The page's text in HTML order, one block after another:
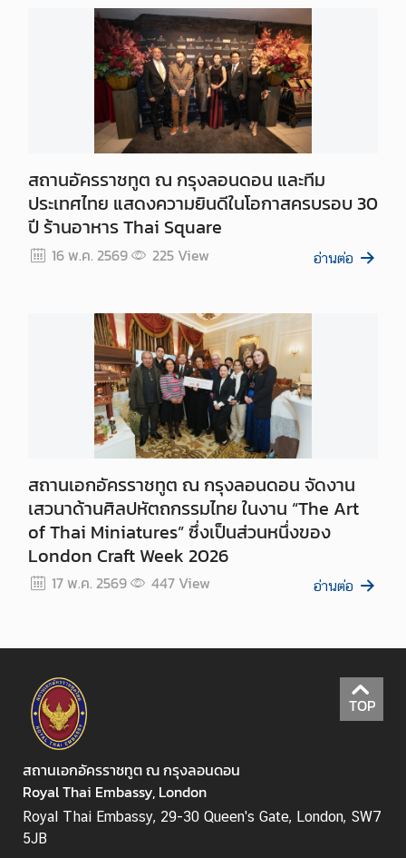
อ
า
ณ
า
จั
พั
น
ธ์
ไ
ท
ไ
ร์
แ
ล
น
ด์
เ
ว
สถานอัครราชทูต ณ กรุงลอนดอน และทีม
ประเทศไทย แสดงความยินดีในโอกาสครบรอบ 30
ปี ร้านอาหาร Thai Square
16 พ.ค. 2569 225View อ่านต่อ
สถานเอกอัครราชทูต ณ กรุงลอนดอน จัดงาน
เสวนาด้านศิลปหัตถกรรมไทย ในงาน “The Art
of Thai Miniatures” ซึ่งเป็นส่วนหนึ่งของ
London Craft Week 2026
17 พ.ค. 2569 447View อ่านต่อ
TOP
สถานเอกอัครราชทูต ณ กรุงลอนดอน
Royal Thai Embassy, London
Royal Thai Embassy, 29-30 Queen's Gate, London, SW7
5JB